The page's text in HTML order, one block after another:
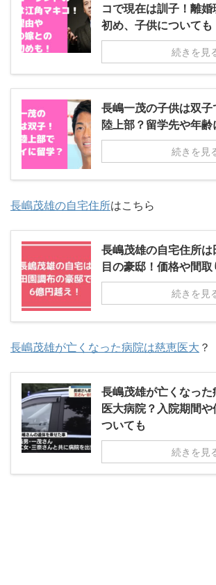
コで現在は訓子！離
初め、子供についても
続きを見
長嶋一茂の子供は双子
陸上部？留学先や年齢
続きを見
長嶋茂雄の自宅住所はこちら
長嶋茂雄の自宅住所
目の豪邸！価格や間取
続きを見
長嶋茂雄が亡くなった病院は慈恵医大 ？
長嶋茂雄が亡くなった
医大病院？入院期間や
ついても
続きを見